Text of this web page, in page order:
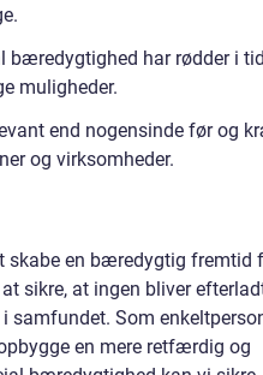
bæredygtighed har rødder i
muligheder.
end nogensinde før og
og virksomheder.
skabe en bæredygtig fremtid
sikre, at ingen bliver
samfundet. Som
en mere retfærdig og